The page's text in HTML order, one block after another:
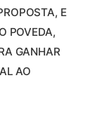
E
POVEDA,
GANHAR
AO